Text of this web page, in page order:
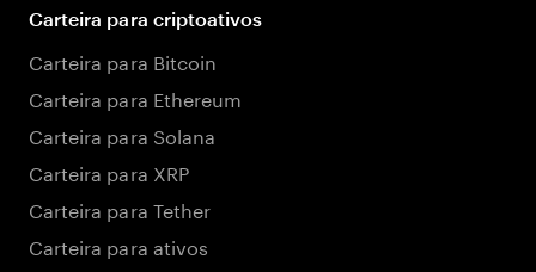
Carteira para criptoativos
Carteira para Bitcoin
Carteira para Ethereum
Carteira para Solana
Carteira para XRP
Carteira para Tether
Carteira para ativos